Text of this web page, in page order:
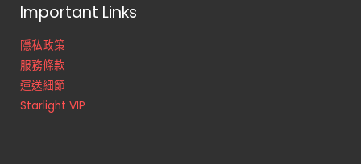
Important Links
隱私政策
服務條款
運送細節
Starlight VIP